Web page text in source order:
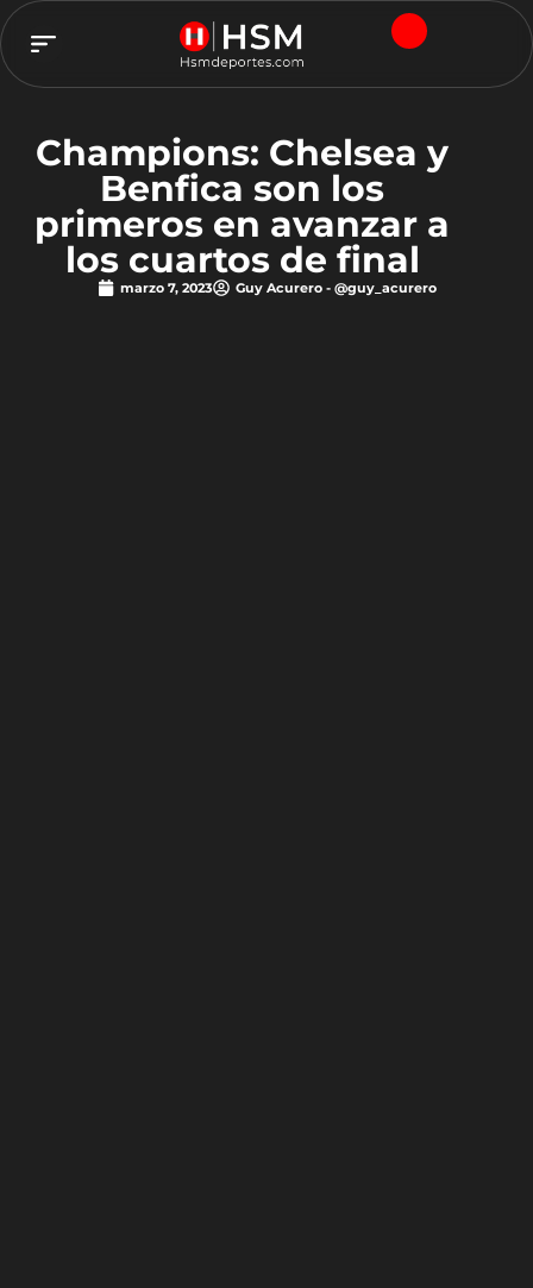
Champions: Chelsea y
Benfica son los
primeros en avanzar a
los cuartos de final
marzo 7, 2023 Guy Acurero - @guy_acurero